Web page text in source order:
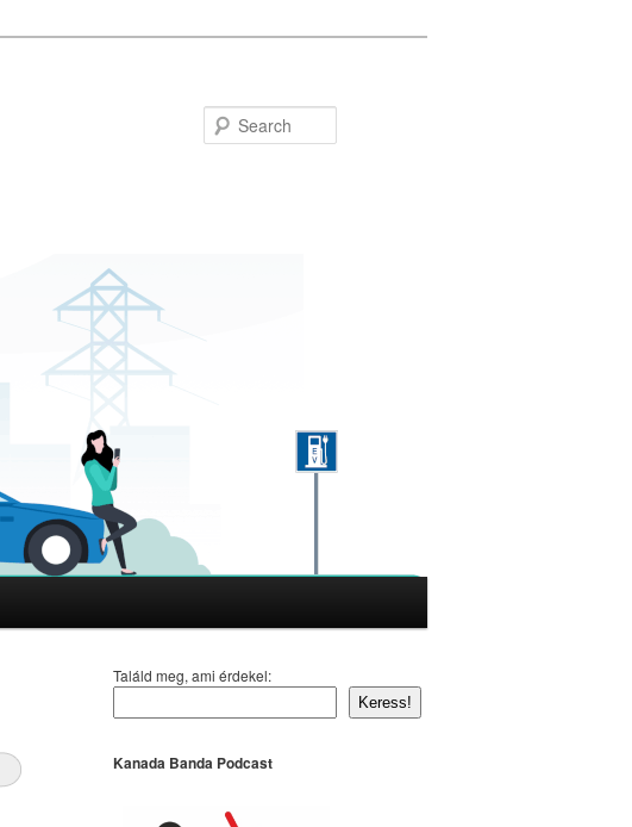
Találd meg, ami érdekel:
Keress!
Kanada Banda Podcast